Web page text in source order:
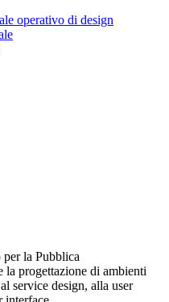
operativo di design
la Pubblica
la progettazione di ambienti
service design, alla user